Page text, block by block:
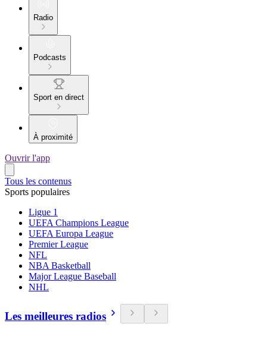
Radio
Podcasts
Sport en direct
À proximité
Ouvrir l'app
Tous les contenus
Sports populaires
Ligue 1
UEFA Champions League
UEFA Europa League
Premier League
NFL
NBA Basketball
Major League Baseball
NHL
Les meilleures radios